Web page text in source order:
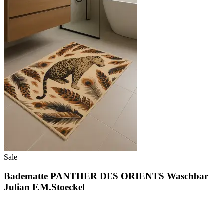
Sale
Badematte PANTHER DES ORIENTS Waschbar
Julian F.M.Stoeckel